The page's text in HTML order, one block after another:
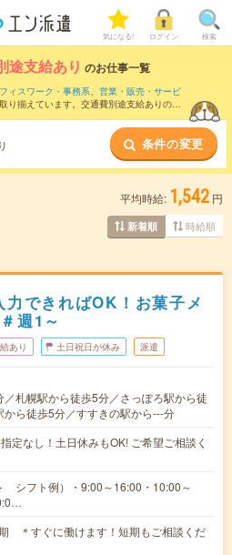
気になる! ログイン 検索
途支給あり のお仕事一覧
ィスワーク・事務系、 営業・販売・サービ
り揃えています。交通費別途支給ありの条
条件の変更
平均時給: 1,542 円
新着順 時給順
力できればOK！お菓子メ
週1～
あり 土日祝日が休み 派遣
／札幌駅から徒歩5分／さっぽろ駅から徒
ら徒歩5分／すすきの駅から---分
定なし！土日休みもOK! ご希望ご相談く
シフト例）・9:00～16:00・10:00～
期 ＊すぐに働けます！短期もご相談くだ